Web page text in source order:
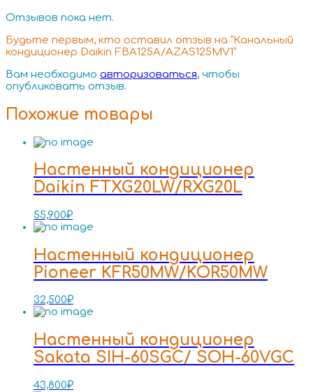
Отзывов пока нет.
Будьте первым, кто оставил отзыв на “Канальный
кондиционер Daikin FBA125A/AZAS125MV1”
Вам необходимо авторизоваться, чтобы
опубликовать отзыв.
Похожие товары
Настенный кондиционер
Daikin FTXG20LW/RXG20L
55,900₽
Настенный кондиционер
Pioneer KFR50MW/KOR50MW
32,500₽
Настенный кондиционер
Sakata SIH-60SGC/ SOH-60VGC
43,800₽